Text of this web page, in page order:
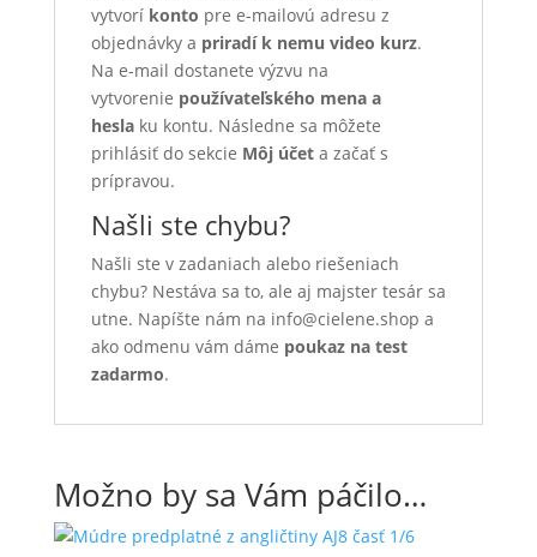
vytvorí konto pre e-mailovú adresu z
objednávky a priradí k nemu video kurz.
Na e-mail dostanete výzvu na
vytvorenie používateľského mena a
hesla ku kontu. Následne sa môžete
prihlásiť do sekcie Môj účeta začať s
prípravou.
Našli ste chybu?
Našli ste v zadaniach alebo riešeniach
chybu? Nestáva sa to, ale aj majster tesár sa
utne. Napíšte nám na info@cielene.shop a
ako odmenu vám dáme poukaz na test
zadarmo.
Možno by sa Vám páčilo…